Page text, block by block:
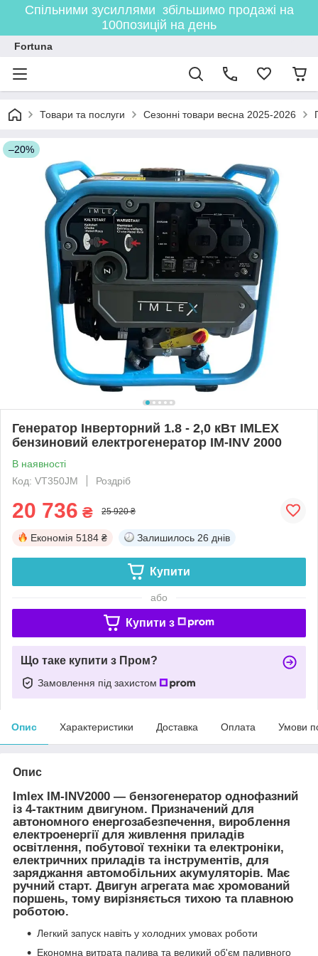
Спільними зусиллями збільшимо продажі на
100позицій на день
Fortuna
Товари та послуги Сезонні товари весна 2025-2026
–20%
Генератор Інверторний 1.8 - 2,0 кВт IMLEX
бензиновий електрогенератор IM-INV 2000
В наявності
Код: VT350JM
Роздріб
20 736 ₴ 25 920 ₴
Економія 5184 ₴ Залишилось 26 днів
Купити
або
Купити з
Що таке купити з Пром?
Замовлення під захистом
Опис Характеристики Доставка Оплата Умови
Опис
Imlex IM-INV2000 — бензогенератор однофазний
із 4-тактним двигуном. Призначений для
автономного енергозабезпечення, вироблення
електроенергії для живлення приладів
освітлення, побутової техніки та електроніки,
електричних приладів та інструментів, для
заряджання автомобільних акумуляторів. Має
ручний старт. Двигун агрегата має хромований
поршень, тому вирізняється тихою та плавною
роботою.
Легкий запуск навіть у холодних умовах роботи
Економна витрата палива та великий об'єм паливного